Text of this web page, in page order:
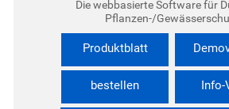
Die webbasierte Software für
Pflanzen-/
Produktblatt
bestellen Info-